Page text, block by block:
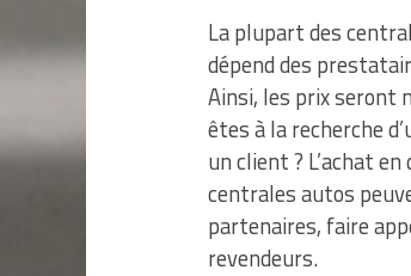
La plupart des
dépend des
Ainsi, les prix seront
êtes à la recherche
un client ? L’achat
centrales autos
partenaires, faire
revendeurs.